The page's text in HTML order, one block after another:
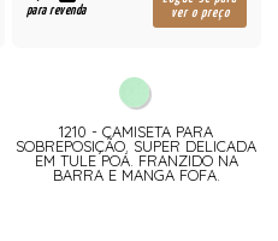
para revenda
ver o preço
1210 - CAMISETA PARA
SOBREPOSIÇÃO. SUPER DELICADA
EM TULE POÁ. FRANZIDO NA
BARRA E MANGA FOFA.